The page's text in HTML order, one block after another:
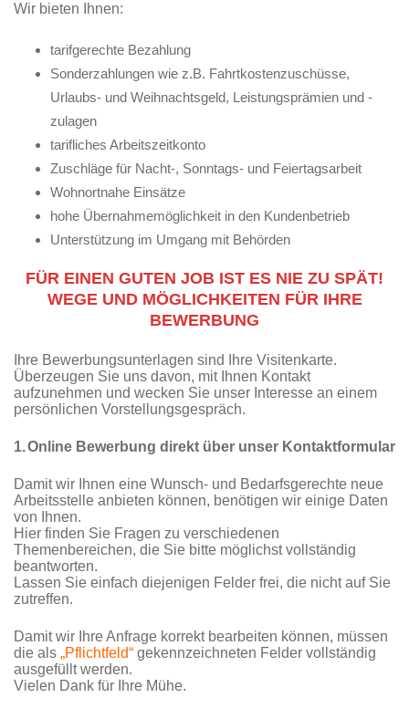
Wir bieten Ihnen:
tarifgerechte Bezahlung
Sonderzahlungen wie z.B. Fahrtkostenzuschüsse,
Urlaubs- und Weihnachtsgeld, Leistungsprämien und -
zulagen
tarifliches Arbeitszeitkonto
Zuschläge für Nacht-, Sonntags- und Feiertagsarbeit
Wohnortnahe Einsätze
hohe Übernahmemöglichkeit in den Kundenbetrieb
Unterstützung im Umgang mit Behörden
FÜR EINEN GUTEN JOB IST ES NIE ZU SPÄT!
WEGE UND MÖGLICHKEITEN FÜR IHRE
BEWERBUNG
Ihre Bewerbungsunterlagen sind Ihre Visitenkarte.
Überzeugen Sie uns davon, mit Ihnen Kontakt
aufzunehmen und wecken Sie unser Interesse an einem
persönlichen Vorstellungsgespräch.
1.Online Bewerbung direkt über unser Kontaktformular
Damit wir Ihnen eine Wunsch- und Bedarfsgerechte neue
Arbeitsstelle anbieten können, benötigen wir einige Daten
von Ihnen.
Hier finden Sie Fragen zu verschiedenen
Themenbereichen, die Sie bitte möglichst vollständig
beantworten.
Lassen Sie einfach diejenigen Felder frei, die nicht auf Sie
zutreffen.
Damit wir Ihre Anfrage korrekt bearbeiten können, müssen
die als „Pflichtfeld“ gekennzeichneten Felder vollständig
ausgefüllt werden.
Vielen Dank für Ihre Mühe.